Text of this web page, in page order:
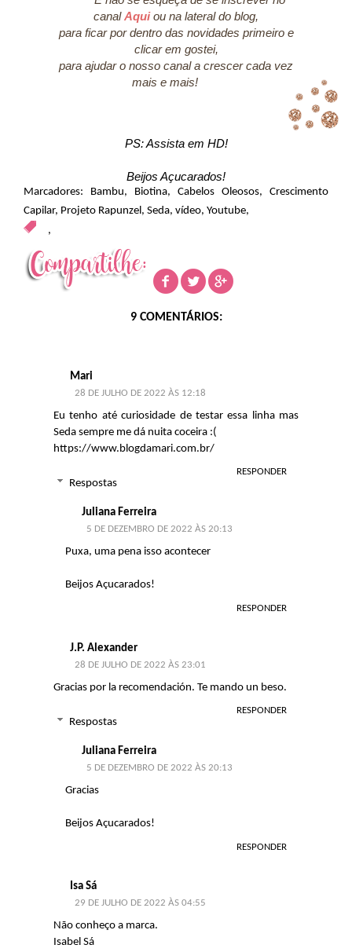
canalAquiou na lateral do blog,
para ficar por dentro das novidades primeiro e
clicar em gostei,
para ajudar o nosso canal a crescer cada vez
mais e mais!
PS: Assista em HD!
Beijos Açucarados!
Marcadores: Bambu, Biotina, Cabelos Oleosos, Crescimento
Capilar, Projeto Rapunzel , Seda, vídeo, Youtube,
,
9 COMENTÁRIOS:
Mari
28 DE JULHO DE 2022 ÀS 12:18
Eu tenho até curiosidade de testar essa linha mas
Seda sempre me dá nuita coceira :(
https://www.blogdamari.com.br/
RESPONDER
Respostas
Juliana Ferreira
5 DE DEZEMBRO DE 2022 ÀS 20:13
Puxa, uma pena isso acontecer
Beijos Açucarados!
RESPONDER
J.P. Alexander
28 DE JULHO DE 2022 ÀS 23:01
Gracias por la recomendación. Te mando un beso.
RESPONDER
Respostas
Juliana Ferreira
5 DE DEZEMBRO DE 2022 ÀS 20:13
Gracias
Beijos Açucarados!
RESPONDER
Isa Sá
29 DE JULHO DE 2022 ÀS 04:55
Não conheço a marca.
Isabel Sá